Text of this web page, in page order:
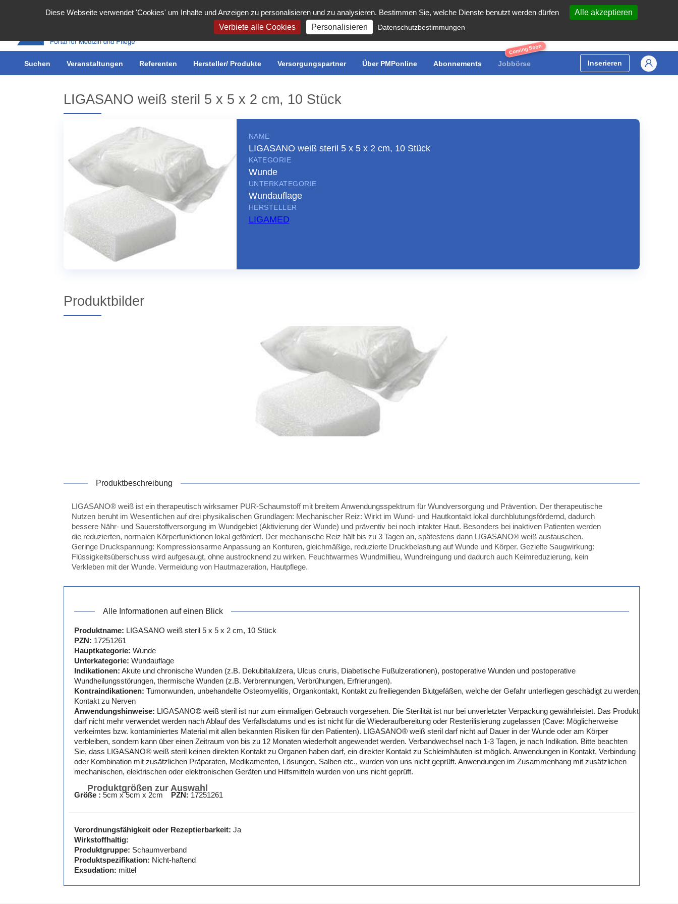
Diese Webseite verwendet 'Cookies' um Inhalte und Anzeigen zu personalisieren und zu analysieren. Bestimmen Sie, welche Dienste benutzt werden dürfen
Alle akzeptieren
Verbiete alle Cookies
Personalisieren Datenschutzbestimmungen
Suchen Veranstaltungen Referenten Hersteller/ Produkte Versorgungspartner Über PMPonline Abonnements
Coming Soon
Jobbörse Inserieren
Inserieren Meine Inserate Benutzerkonto
LIGASANO weiß steril 5 x 5 x 2 cm, 10 Stück
NAME
LIGASANO weiß steril 5 x 5 x 2 cm, 10 Stück
KATEGORIE
Wunde
UNTERKATEGORIE
Wundauflage
HERSTELLER
LIGAMED
Produktbilder
Produktbeschreibung
LIGASANO® weiß ist ein therapeutisch wirksamer PUR-Schaumstoff mit breitem Anwendungsspektrum für Wundversorgung und Prävention. Der therapeutische
Nutzen beruht im Wesentlichen auf drei physikalischen Grundlagen: Mechanischer Reiz: Wirkt im Wund- und Hautkontakt lokal durchblutungsfördernd, dadurch
bessere Nähr- und Sauerstoffversorgung im Wundgebiet (Aktivierung der Wunde) und präventiv bei noch intakter Haut. Besonders bei inaktiven Patienten werden
die reduzierten, normalen Körperfunktionen lokal gefördert. Der mechanische Reiz hält bis zu 3 Tagen an, spätestens dann LIGASANO® weiß austauschen.
Geringe Druckspannung: Kompressionsarme Anpassung an Konturen, gleichmäßige, reduzierte Druckbelastung auf Wunde und Körper. Gezielte Saugwirkung:
Flüssigkeitsüberschuss wird aufgesaugt, ohne austrocknend zu wirken. Feuchtwarmes Wundmillieu, Wundreingung und dadurch auch Keimreduzierung, kein
Verkleben mit der Wunde. Vermeidung von Hautmazeration, Hautpflege.
Alle Informationen auf einen Blick
Produktname: LIGASANO weiß steril 5 x 5 x 2 cm, 10 Stück
PZN: 17251261
Hauptkategorie: Wunde
Unterkategorie: Wundauflage
Indikationen: Akute und chronische Wunden (z.B. Dekubitalulzera, Ulcus cruris, Diabetische Fußulzerationen), postoperative Wunden und postoperative
Wundheilungsstörungen, thermische Wunden (z.B. Verbrennungen, Verbrühungen, Erfrierungen).
Kontraindikationen: Tumorwunden, unbehandelte Osteomyelitis, Organkontakt, Kontakt zu freiliegenden Blutgefäßen, welche der Gefahr unterliegen geschädigt zu werden,
Kontakt zu Nerven
Anwendungshinweise: LIGASANO® weiß steril ist nur zum einmaligen Gebrauch vorgesehen. Die Sterilität ist nur bei unverletzter Verpackung gewährleistet. Das Produkt
darf nicht mehr verwendet werden nach Ablauf des Verfallsdatums und es ist nicht für die Wiederaufbereitung oder Resterilisierung zugelassen (Cave: Möglicherweise
verkeimtes bzw. kontaminiertes Material mit allen bekannten Risiken für den Patienten). LIGASANO® weiß steril darf nicht auf Dauer in der Wunde oder am Körper
verbleiben, sondern kann über einen Zeitraum von bis zu 12 Monaten wiederholt angewendet werden. Verbandwechsel nach 1-3 Tagen, je nach Indikation. Bitte beachten
Sie, dass LIGASANO® weiß steril keinen direkten Kontakt zu Organen haben darf, ein direkter Kontakt zu Schleimhäuten ist möglich. Anwendungen in Kontakt, Verbindung
oder Kombination mit zusätzlichen Präparaten, Medikamenten, Lösungen, Salben etc., wurden von uns nicht geprüft. Anwendungen im Zusammenhang mit zusätzlichen
mechanischen, elektrischen oder elektronischen Geräten und Hilfsmitteln wurden von uns nicht geprüft.
Produktgrößen zur Auswahl
Größe : 5cm x 5cm x 2cm PZN: 17251261
Verordnungsfähigkeit oder Rezeptierbarkeit: Ja
Wirkstoffhaltig:
Produktgruppe: Schaumverband
Produktspezifikation: Nicht-haftend
Exsudation: mittel